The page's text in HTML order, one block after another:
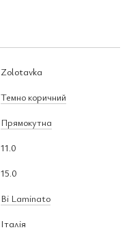
Zolotavka
Темно коричний
Прямокутна
11.0
15.0
Bi Laminato
Італія